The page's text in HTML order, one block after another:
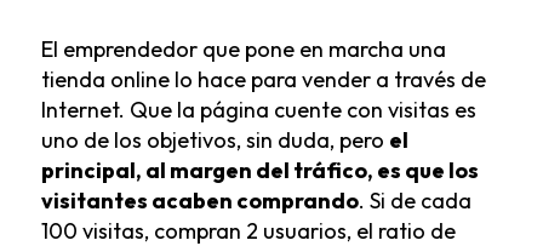
El emprendedor que pone en marcha una
tienda online lo hace para vender a través de
Internet. Que la página cuente con visitas es
uno de los objetivos, sin duda, pero el
principal, al margen del tráfico, es que los
visitantes acaben comprando. Si de cada
100 visitas, compran 2 usuarios, el ratio de